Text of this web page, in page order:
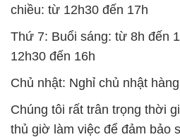
chiều: từ 12h30 đến 17h
Thứ 7: Buổi sáng: từ 8h đến
12h30 đến 16h
Chủ nhật: Nghỉ chủ nhật
Chúng tôi rất trân trọng thời
thủ giờ làm việc để đảm bảo